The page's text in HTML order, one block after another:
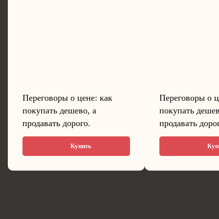
Переговоры о цене: как
покупать дешево, а
продавать дорого.
Купить
Переговоры о
покупать
продавать